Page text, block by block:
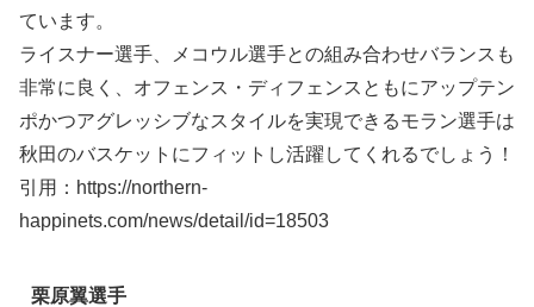
ています。
ライスナー選手、メコウル選手との組み合わせバランスも
非常に良く、オフェンス・ディフェンスともにアップテン
ポかつアグレッシブなスタイルを実現できるモラン選手は
秋田のバスケットにフィットし活躍してくれるでしょう！
引用：https://northern-
happinets.com/news/detail/id=18503
栗原翼選手